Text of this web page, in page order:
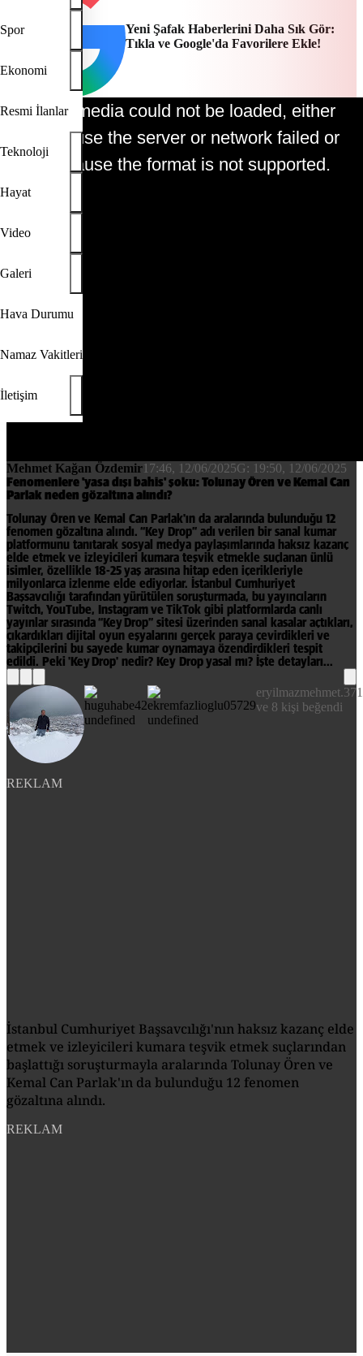
Spor
Ekonomi
Resmi İlanlar
Teknoloji
Hayat
Video
Galeri
Hava Durumu
Namaz Vakitleri
İletişim
Yeni Şafak Haberlerini Daha Sık Gör:
Tıkla ve Google'da Favorilere Ekle!
This is a modal window.
The media could not be loaded, either
because the server or network failed or
because the format is not supported.
Mehmet Kağan Özdemir17:46, 12/06/2025G: 19:50, 12/06/2025
Fenomenlere 'yasa dışı bahis' şoku: Tolunay Ören ve Kemal Can
Parlak neden gözaltına alındı?
Tolunay Ören ve Kemal Can Parlak'ın da aralarında bulunduğu 12
fenomen gözaltına alındı. “Key Drop” adı verilen bir sanal kumar
platformunu tanıtarak sosyal medya paylaşımlarında haksız kazanç
elde etmek ve izleyicileri kumara teşvik etmekle suçlanan ünlü
isimler, özellikle 18-25 yaş arasına hitap eden içerikleriyle
milyonlarca izlenme elde ediyorlar. İstanbul Cumhuriyet
Başsavcılığı tarafından yürütülen soruşturmada, bu yayıncıların
Twitch, YouTube, Instagram ve TikTok gibi platformlarda canlı
yayınlar sırasında “Key Drop” sitesi üzerinden sanal kasalar açtıkları,
çıkardıkları dijital oyun eşyalarını gerçek paraya çevirdikleri ve
takipçilerini bu sayede kumar oynamaya özendirdikleri tespit
edildi. Peki 'Key Drop' nedir? Key Drop yasal mı? İşte detayları...
ve 8 kişi beğendi
REKLAM
İstanbul Cumhuriyet Başsavcılığı'nın haksız kazanç elde
etmek ve izleyicileri kumara teşvik etmek suçlarından
başlattığı soruşturmayla aralarında Tolunay Ören ve
Kemal Can Parlak'ın da bulunduğu 12 fenomen
gözaltına alındı.
REKLAM